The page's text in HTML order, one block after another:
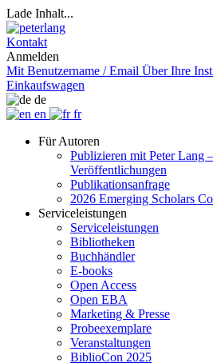
Lade Inhalt...
Kontakt
Anmelden
Mit Benutzername / Email Über Ihre
Einkaufswagen
de
en
fr
Für Autoren
Publizieren mit Peter Lang
Veröffentlichungen
Publikationsanfrage
2026 Emerging Scholars
Serviceleistungen
Serviceleistungen
Bibliotheken
Buchhändler
E-books
Open Access
Open EBA
Marketing & Presse
Probeexemplare
Veranstaltungen
BiblioCon 2025